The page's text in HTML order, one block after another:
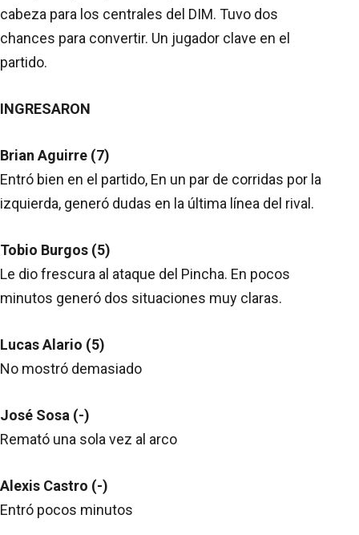
cabeza para los centrales del DIM. Tuvo dos
chances para convertir. Un jugador clave en el
partido.
INGRESARON
Brian Aguirre (7)
Entró bien en el partido, En un par de corridas por la
izquierda, generó dudas en la última línea del rival.
Tobio Burgos (5)
Le dio frescura al ataque del Pincha. En pocos
minutos generó dos situaciones muy claras.
Lucas Alario (5)
No mostró demasiado
José Sosa (-)
Remató una sola vez al arco
Alexis Castro (-)
Entró pocos minutos